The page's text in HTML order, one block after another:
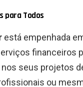
para Todos
está empenhada
financeiros
seus projetos
ou